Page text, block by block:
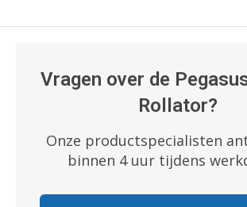
Vragen over de
Rollator?
Onze productspecialisten
binnen 4 uur tijdens